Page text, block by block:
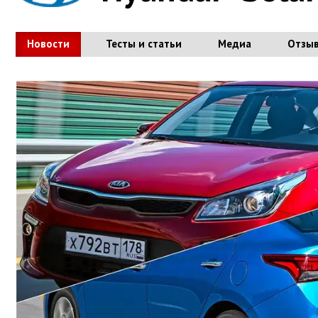
Новости Тесты и статьи Медиа